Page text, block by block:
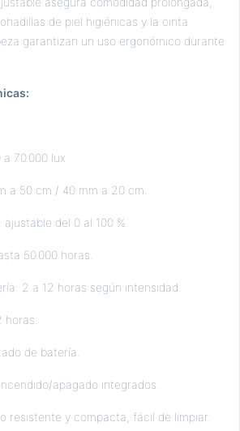
de piel higiénicas y la cinta
garantizan un uso ergonómico durante
70.000 lux
a 50 cm / 40 mm a 20 cm.
del 0 al 100 %.
50.000 horas.
2 a 12 horas según intensidad.
de batería.
apagado integrados.
resistente y compacta, fácil de limpiar.